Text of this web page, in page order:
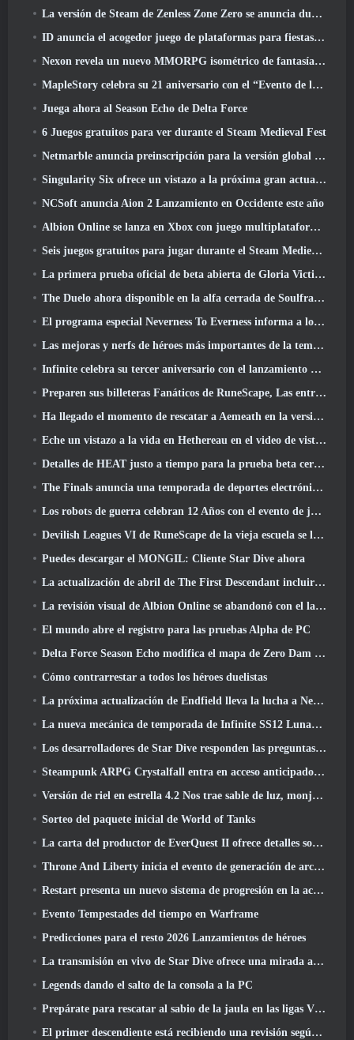
La versión de Steam de Zenless Zone Zero se anuncia durante la versión 2.8 Programa Especial
ID anuncia el acogedor juego de plataformas para fiestas Totopia durante la exhibición de Xbox, Comienza el reclutamiento Beta
Nexon revela un nuevo MMORPG isométrico de fantasía oscura, Brasas de los sin corona
MapleStory celebra su 21 aniversario con el “Evento de la Universidad Maple”
Juega ahora al Season Echo de Delta Force
6 Juegos gratuitos para ver durante el Steam Medieval Fest
Netmarble anuncia preinscripción para la versión global del MMORPG de ciencia ficción RF Online Next
Singularity Six ofrece un vistazo a la próxima gran actualización de Palia The Royal Highlands
NCSoft anuncia Aion 2 Lanzamiento en Occidente este año
Albion Online se lanza en Xbox con juego multiplataforma completo
Seis juegos gratuitos para jugar durante el Steam Medieval Fest
La primera prueba oficial de beta abierta de Gloria Victis comienza hoy
The Duelo ahora disponible en la alfa cerrada de Soulframe
El programa especial Neverness To Everness informa a los jugadores qué esperar en los lanzamientos
Las mejoras y nerfs de héroes más importantes de la temporada 7.5
Infinite celebra su tercer aniversario con el lanzamiento de Lunaria SS12 hoy
Preparen sus billeteras Fanáticos de RuneScape, Las entradas para RuneFest están a punto de salir a la venta
Ha llegado el momento de rescatar a Aemeath en la versión de Wuthering Waves 3.3 Actualizar
Eche un vistazo a la vida en Hethereau en el video de vista previa del juego de lanzamiento de Neverness To Everness
Detalles de HEAT justo a tiempo para la prueba beta cerrada
The Finals anuncia una temporada de deportes electrónicos de 200.000 dólares
Los robots de guerra celebran 12 Años con el evento de juegos robóticos marcianos
Devilish Leagues VI de RuneScape de la vieja escuela se lanza hoy
Puedes descargar el MONGIL: Cliente Star Dive ahora
La actualización de abril de The First Descendant incluirá la versión Beta del nuevo contenido del juego final
La revisión visual de Albion Online se abandonó con el lanzamiento de la actualización Radiant Wilds hoy
El mundo abre el registro para las pruebas Alpha de PC
Delta Force Season Echo modifica el mapa de Zero Dam y amplía la jugabilidad de operaciones
Cómo contrarrestar a todos los héroes duelistas
La próxima actualización de Endfield lleva la lucha a Nefarith
La nueva mecánica de temporada de Infinite SS12 Lunaria es una de las "mayores adiciones" al juego
Los desarrolladores de Star Dive responden las preguntas de los jugadores en una transmisión en vivo sorpresa
Steampunk ARPG Crystalfall entra en acceso anticipado, Pero no sin algunos problemas
Versión de riel en estrella 4.2 Nos trae sable de luz, monja-chuck, El baterista pionero y un emanador de euforia
Sorteo del paquete inicial de World of Tanks
La carta del productor de EverQuest II ofrece detalles sobre el servidor de expansión con tiempo bloqueado
Throne And Liberty inicia el evento de generación de archboss doble
Restart presenta un nuevo sistema de progresión en la actualización de la temporada SS4
Evento Tempestades del tiempo en Warframe
Predicciones para el resto 2026 Lanzamientos de héroes
La transmisión en vivo de Star Dive ofrece una mirada al juego en acción antes del lanzamiento
Legends dando el salto de la consola a la PC
Prepárate para rescatar al sabio de la jaula en las ligas VI de RuneScape de la vieja escuela: Pactos demoniacos
El primer descendiente está recibiendo una revisión según Dev Stream